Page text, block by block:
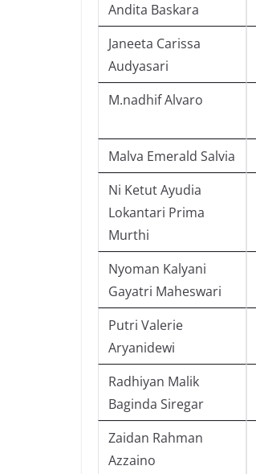
Andita Baskara
Janeeta Carissa
Audyasari
M.nadhif Alvaro
Malva Emerald Salvia
Ni Ketut Ayudia
Lokantari Prima
Murthi
Nyoman Kalyani
Gayatri Maheswari
Putri Valerie
Aryanidewi
Radhiyan Malik
Baginda Siregar
Zaidan Rahman
Azzaino